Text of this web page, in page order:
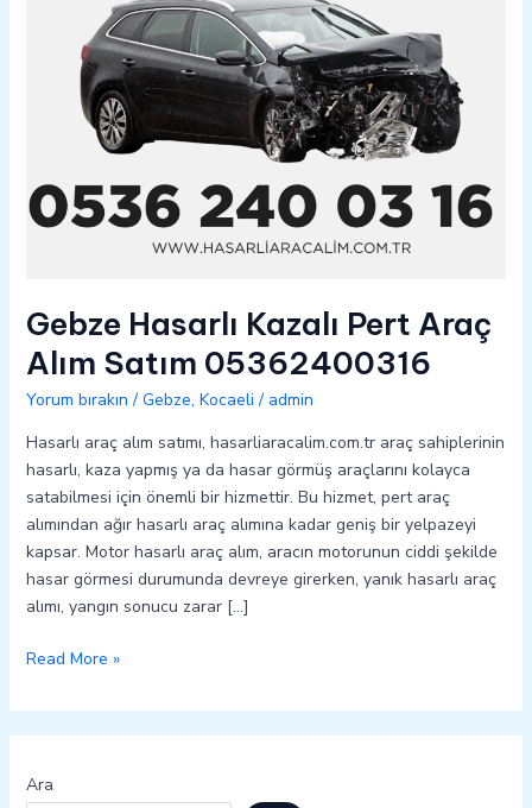
Gebze Hasarlı Kazalı Pert Araç
Alım Satım 05362400316
Yorum bırakın / Gebze, Kocaeli / admin
Hasarlı araç alım satımı, hasarliaracalim.com.tr araç sahiplerinin
hasarlı, kaza yapmış ya da hasar görmüş araçlarını kolayca
satabilmesi için önemli bir hizmettir. Bu hizmet, pert araç
alımından ağır hasarlı araç alımına kadar geniş bir yelpazeyi
kapsar. Motor hasarlı araç alım, aracın motorunun ciddi şekilde
hasar görmesi durumunda devreye girerken, yanık hasarlı araç
alımı, yangın sonucu zarar […]
Read More »
Ara